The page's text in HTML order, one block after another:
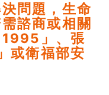
問題，生命
諮商或相關
1995」、張
或衛福部安